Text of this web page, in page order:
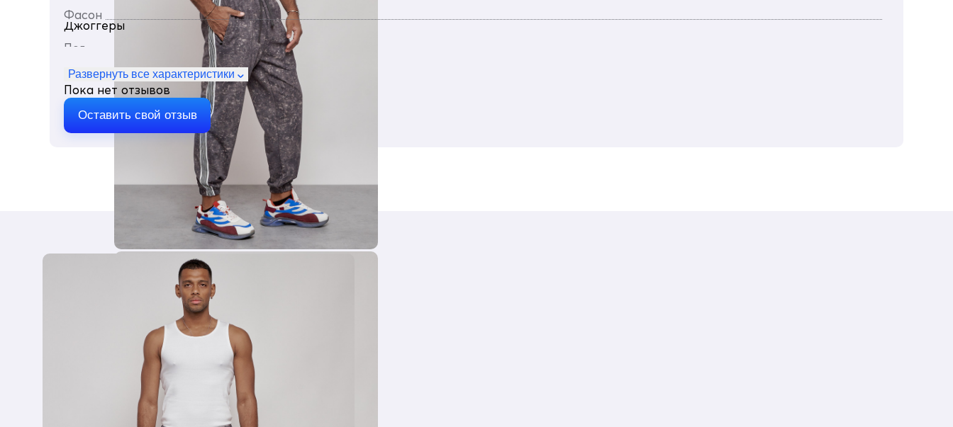
Фасон
Джоггеры
Пол
Цвет
Темно-серый
Материал
Хлопок, Эластан, Трикотаж, Ткань, Натуральные материалы, Экологичные материалы
95%хлопок 5% эластан (двухслойная нить)
Материал наполнителя
Без наполнителя
Прорезной/На молнии
Покрой брюк
Прямой/Зауженный
Однотонный - Принт/Лого - Полоски
Особенность ткани
Развернуть все характеристики
Пока нет отзывов
Оставить свой отзыв